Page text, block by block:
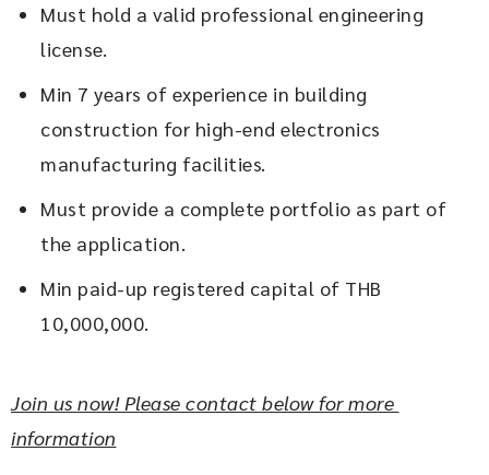
Must hold a valid professional engineering
license.
Min 7 years of experience in building
construction for high-end electronics
manufacturing facilities.
Must provide a complete portfolio as part of
the application.
Min paid-up registered capital of THB
10,000,000.
Join us now! Please contact below for more
information